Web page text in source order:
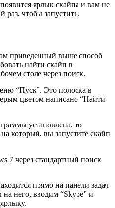
ярлык скайпа и вам не
раз, чтобы запустить.
приведенный выше способ
найти скайп в
столе через поиск.
“Пуск”. Это полоска в
цветом написано “Найти
установлена, то
который, вы запустите скайп
7 через стандартный поиск
прямо на панели задач
него, вводим “Skype” и